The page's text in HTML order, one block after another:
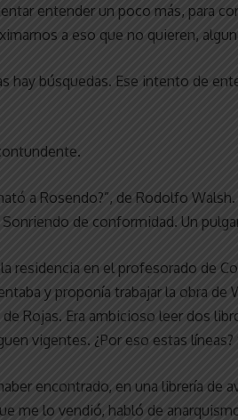
entender un poco más, para
a eso que no quieren,
hay búsquedas. Ese intento de
a Rosendo?”, de Rodolfo
de conformidad. Un
residencia en el profesorado de
y proponía trabajar la obra de
Rojas. Era ambicioso leer dos
vigentes. ¿Por eso estas
encontrado, en una librería de
me lo vendió, habló de